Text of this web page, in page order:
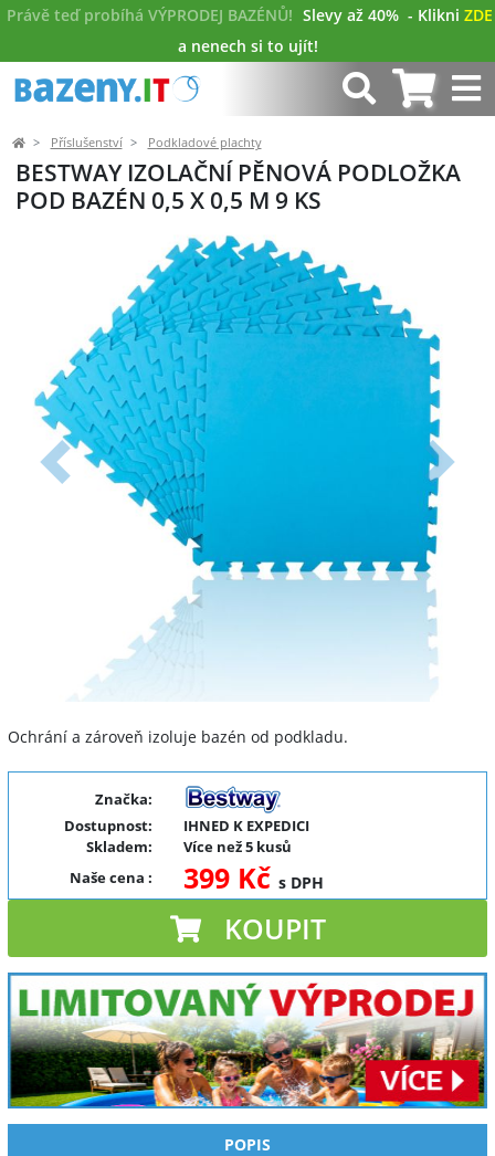
Právě teď probíhá VÝPRODEJ BAZÉNŮ! Slevy až 40% - Klikni ZDE
a nenech si to ujít!
Příslušenství Podkladové plachty
BESTWAY IZOLAČNÍ PĚNOVÁ PODLOŽKA
POD BAZÉN 0,5 X 0,5 M 9 KS
Předchozí Další
Ochrání a zároveň izoluje bazén od podkladu.
Značka:
Dostupnost:
IHNED K EXPEDICI
Skladem:
Více než 5 kusů
Naše cena : 399 Kč s DPH
KOUPIT
POPIS